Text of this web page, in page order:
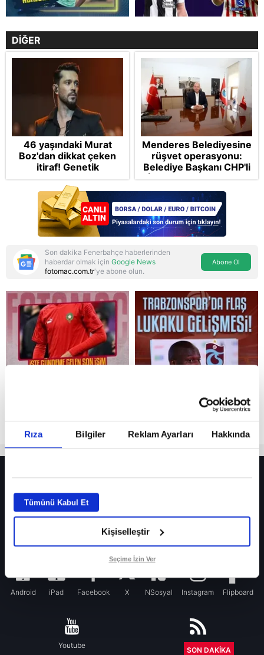
Rıza Bilgiler Reklam Ayarları Hakkında
Tümünü Kabul Et
Kişiselleştir
Seçime İzin Ver
Reddet
DİĞER
46 yaşındaki Murat
Boz'dan dikkat çeken
itiraf! Genetik
korkusunu açıkladı
Menderes Belediyesine
rüşvet operasyonu:
Belediye Başkanı CHP'li
İlkay Çiçek tutuklandı
Son dakika Fenerbahçe haberlerinden
haberdar olmak için Google News
fotomac.com.tr'ye abone olun.
Abone Ol
Fenerbahçe’de sürpriz ayrılık ihtimali! Devre arasında gelmişti
Fenerbahçe’nin yeni transferi Mason Greenwood için olay sözler!
Galatasaray’da rota yeniden Thiago Almada!
Android iPad Facebook X NSosyal Instagram Flipboard
Youtube RSS
SON DAKİKA